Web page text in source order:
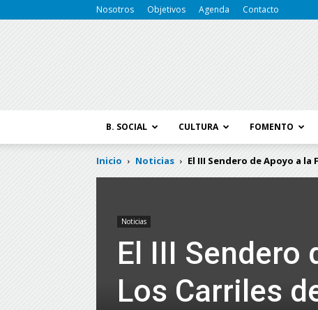
Nosotros Objetivos Agenda Contacto
B. SOCIAL CULTURA FOMENTO
Inicio Noticias El III Sendero de Apoyo a la
Noticias
El III Sendero
Los Carriles